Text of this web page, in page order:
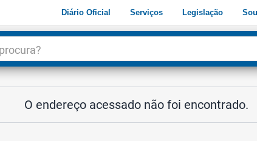
Diário Oficial Serviços Legislação
O endereço acessado não foi encontrado.